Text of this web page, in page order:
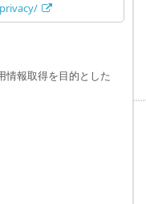
情報取得を目的とした